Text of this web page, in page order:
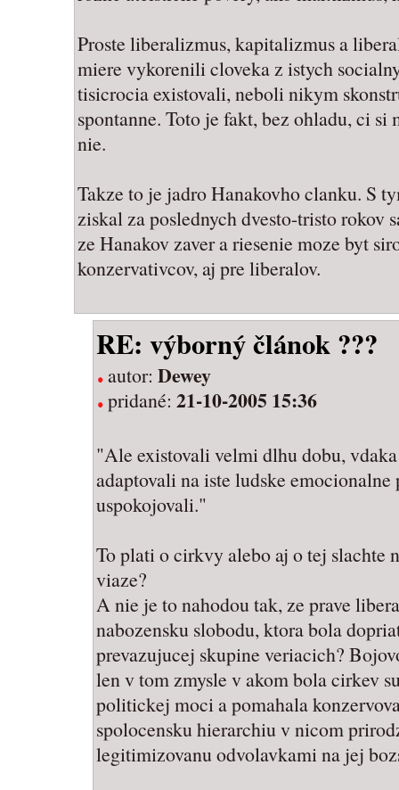
Proste liberalizmus, kapitalizmus a
miere vykorenili cloveka z istych
tisicrocia existovali, neboli nikym
spontanne. Toto je fakt, bez ohladu, ci si
nie.
Takze to je jadro Hanakovho clanku. S
ziskal za poslednych dvesto-tristo rokov
ze Hanakov zaver a riesenie moze byt
konzervativcov, aj pre liberalov.
RE: výborný článok ???
autor: Dewey
pridané: 21-10-2005 15:36
"Ale existovali velmi dlhu dobu,
adaptovali na iste ludske
uspokojovali."
To plati o cirkvy alebo aj o tej slachte
viaze?
A nie je to nahodou tak, ze prave
nabozensku slobodu, ktora bola
prevazujucej skupine veriacich?
len v tom zmysle v akom bola cirkev
politickej moci a pomahala
spolocensku hierarchiu v nicom
legitimizovanu odvolavkami na jej